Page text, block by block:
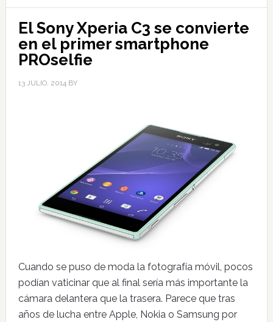
El Sony Xperia C3 se convierte
en el primer smartphone
PROselfie
13 JULIO, 2014BY
Cuando se puso de moda la fotografía móvil, pocos
podían vaticinar que al final sería más importante la
cámara delantera que la trasera. Parece que tras
años de lucha entre Apple, Nokia o Samsung por